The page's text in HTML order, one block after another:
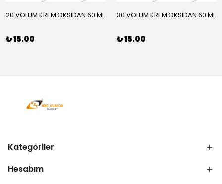
20 VOLÜM KREM OKSİDAN 60 ML
₺ 15.00
30 VOLÜM KREM OKSİDAN 60 ML
₺ 15.00
Kategoriler
Hesabım